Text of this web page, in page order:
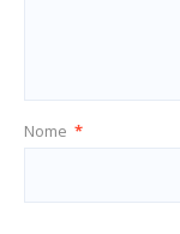
Nome *